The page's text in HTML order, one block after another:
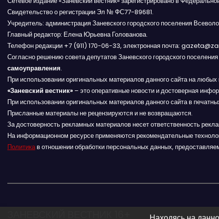
а
п
и
с
я
м
Свидетельство о регистрации Эл № ФС77-89681.
Учредитель: администрация Заневского городского поселения
Главный редактор: Елена Юрьевна Голованова.
Телефон редакции +7 (911) 170-06-33, электронная почта:
Согласно решению совета депутатов Заневского городского поселения
самоуправления.
При использовании оригинальных материалов данного сайта на
«Заневский вестник» – это оперативные новости и достоверная
При использовании оригинальных материалов данного сайта в
Присланные материалы не рецензируются и не возвращаются.
За достоверность рекламных материалов несет ответственность
На информационном ресурсе применяются рекомендательные
Политикав отношении обработки персональных данных,